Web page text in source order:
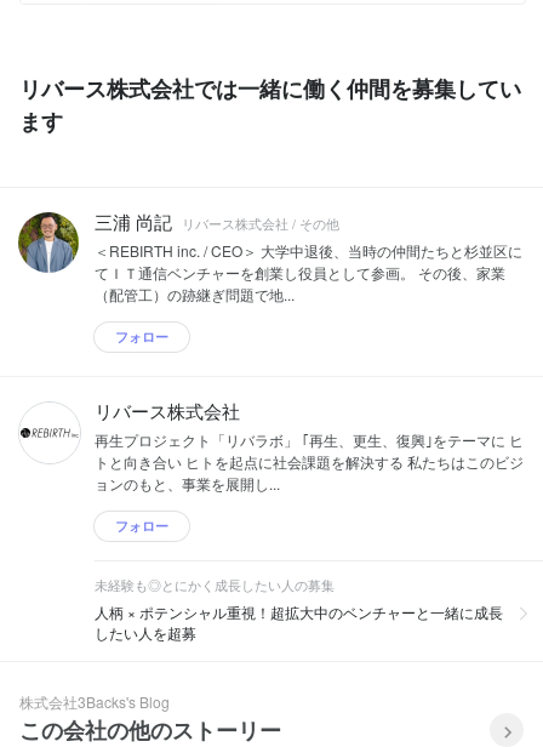
リバース株式会社では一緒に働く仲間を募集してい
ます
三浦 尚記 リバース株式会社 / その他
＜REBIRTH inc. / CEO＞ 大学中退後、当時の仲間たちと杉並区に
てＩＴ通信ベンチャーを創業し役員として参画。 その後、家業
（配管工）の跡継ぎ問題で地...
フォロー
リバース株式会社
再生プロジェクト「リバラボ」 ｢再生、更生、復興｣をテーマに ヒ
トと向き合い ヒトを起点に社会課題を解決する 私たちはこのビジ
ョンのもと、事業を展開し...
フォロー
未経験も◎とにかく成長したい人の募集
人柄 × ポテンシャル重視！超拡大中のベンチャーと一緒に成長
したい人を超募
株式会社3Backs's Blog
この会社の他のストーリー